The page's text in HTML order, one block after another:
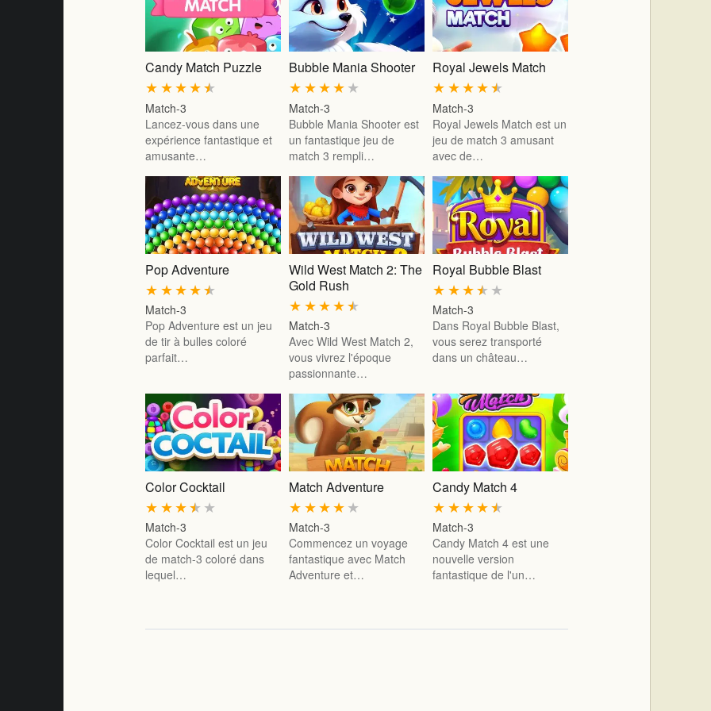
Candy Match Puzzle
★
★
★
★
★
Match-3
Lancez-vous dans une
expérience fantastique et
amusante…
Bubble Mania Shooter
★
★
★
★
★
Match-3
Bubble Mania Shooter est
un fantastique jeu de
match 3 rempli…
Royal Jewels Match
★
★
★
★
★
Match-3
Royal Jewels Match est un
jeu de match 3 amusant
avec de…
Pop Adventure
★
★
★
★
★
Match-3
Pop Adventure est un jeu
de tir à bulles coloré
parfait…
Wild West Match 2: The
Gold Rush
★
★
★
★
★
Match-3
Avec Wild West Match 2,
vous vivrez l'époque
passionnante…
Royal Bubble Blast
★
★
★
★
★
Match-3
Dans Royal Bubble Blast,
vous serez transporté
dans un château…
Color Cocktail
★
★
★
★
★
Match-3
Color Cocktail est un jeu
de match-3 coloré dans
lequel…
Match Adventure
★
★
★
★
★
Match-3
Commencez un voyage
fantastique avec Match
Adventure et…
Candy Match 4
★
★
★
★
★
Match-3
Candy Match 4 est une
nouvelle version
fantastique de l'un…